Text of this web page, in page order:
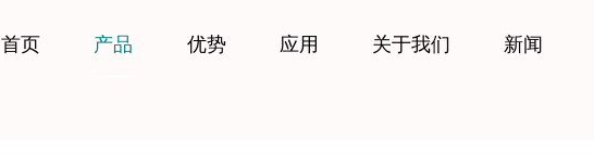
首页 产品 优势 应用 关于我们 新闻